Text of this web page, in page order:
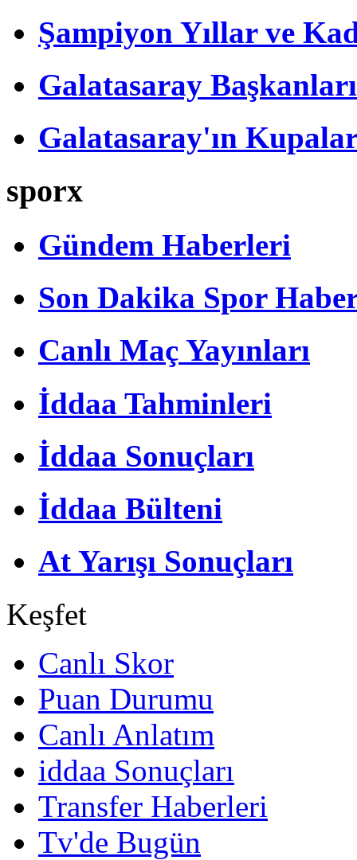
Şampiyon Yıllar ve
Galatasaray Başkanları
Galatasaray'ın
sporx
Gündem Haberleri
Son Dakika Spor
Canlı Maç Yayınları
İddaa Tahminleri
İddaa Sonuçları
İddaa Bülteni
At Yarışı Sonuçları
Keşfet
Canlı Skor
Puan Durumu
Canlı Anlatım
iddaa Sonuçları
Transfer Haberleri
Tv'de Bugün